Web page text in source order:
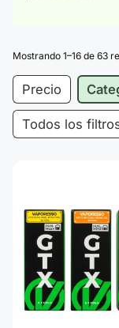
Mostrando 1–16 de 63
Precio
Todos los